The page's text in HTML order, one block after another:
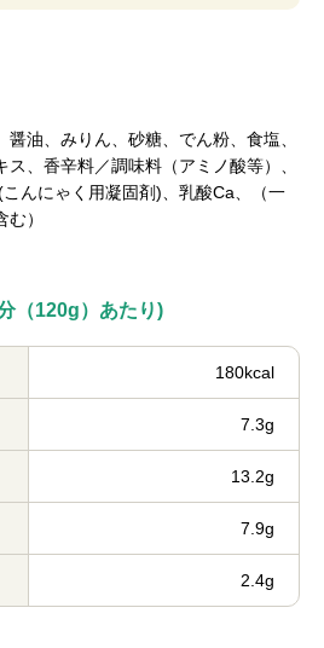
油、みりん、砂糖、でん粉、食塩、
、香辛料／調味料（アミノ酸等）、
んにゃく用凝固剤)、乳酸Ca、（一
）
（120g）あたり)
180kcal
7.3g
13.2g
7.9g
2.4g